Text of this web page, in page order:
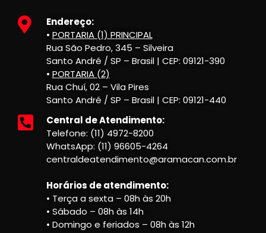
Endereço:
• PORTARIA (1) PRINCIPAL
Rua São Pedro, 345 – Silveira
Santo André / SP – Brasil | CEP: 09121-390
• PORTARIA (2)
Rua Chuí, 02 – Vila Pires
Santo André / SP – Brasil | CEP: 09121-440
Central de Atendimento:
Telefone: (11) 4972-8200
WhatsApp: (11) 96605-4264
centraldeatendimento@aramacan.com.br
Horários de atendimento:
• Terça a sexta – 08h às 20h
• Sábado – 08h às 14h
• Domingo e feriados – 08h às 12h